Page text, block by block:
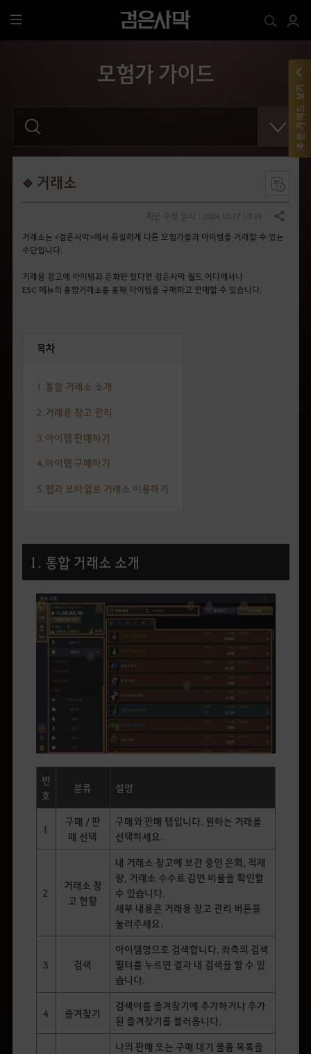
전
모험가 가이드
를
입
거래소
공유하기
거래소는 <검은사막>에서 유일하게 다른 모험가들과 아이템을 거래할 수 있는
수단입니다.
거래용 창고에 아이템과 은화만 있다면 검은사막 월드 어디에서나
ESC 메뉴의 통합거래소를 통해 아이템을 구매하고 판매할 수 있습니다.
목차
1.통합 거래소 소개
2.거래용 창고 관리
3.아이템 판매하기
4.아이템 구매하기
5.웹과 모바일로 거래소 이용하기
1. 통합 거래소 소개
번
호
분류 설명
1
구매 / 판
매 선택
구매와 판매 탭입니다. 원하는 거래를
선택하세요.
2
거래소 창
고 현황
내 거래소 창고에 보관 중인 은화, 적재
량, 거래소 수수료 감면 비율을 확인할
수 있습니다.
세부 내용은 거래용 창고 관리 버튼을
눌러주세요.
3 검색
아이템명으로 검색합니다. 좌측의 검색
필터를 누르면 결과 내 검색을 할 수 있
습니다.
4 즐겨찾기
검색어를 즐겨찾기에 추가하거나 추가
된 즐겨찾기를 불러옵니다.
나의 판매 또는 구매 대기 물품 목록을
추천 가이드 보기